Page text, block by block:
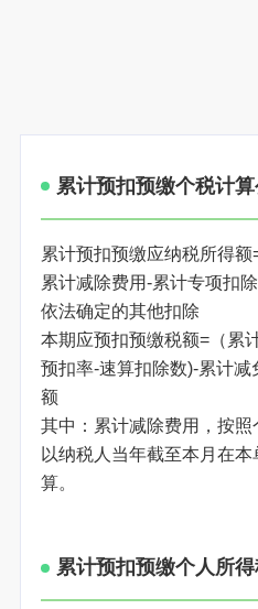
累计预扣预缴个税计
累计预扣预缴应纳税所得
累计减除费用-累计专项扣
依法确定的其他扣除
本期应预扣预缴税额=（累
预扣率-速算扣除数)-累计
额
其中：累计减除费用，按
以纳税人当年截至本月在
算。
累计预扣预缴个人所